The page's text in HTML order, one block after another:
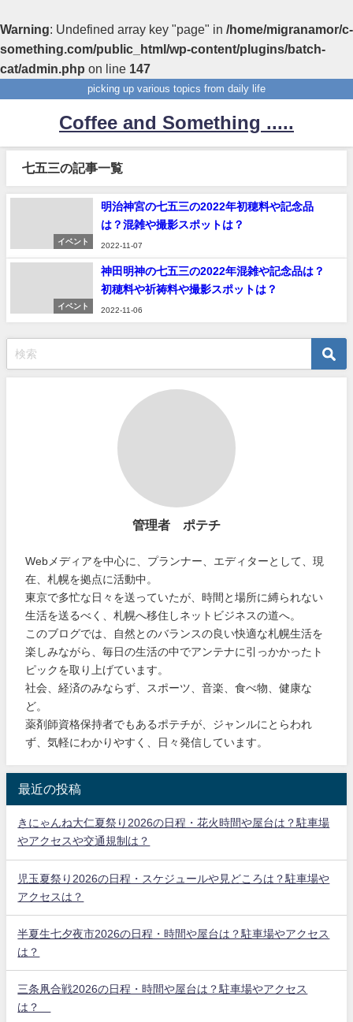
Warning: Undefined array key "page" in /home/migranamor/c-
something.com/public_html/wp-content/plugins/batch-
cat/admin.php on line 147
picking up various topics from daily life
Coffee and Something .....
七五三の記事一覧
イベント
明治神宮の七五三の2022年初穂料や記念品
は？混雑や撮影スポットは？
2022-11-07
イベント
神田明神の七五三の2022年混雑や記念品は？
初穂料や祈祷料や撮影スポットは？
2022-11-06
管理者 ポテチ
Webメディアを中心に、プランナー、エディターとして、現
在、札幌を拠点に活動中。
東京で多忙な日々を送っていたが、時間と場所に縛られない
生活を送るべく、札幌へ移住しネットビジネスの道へ。
このブログでは、自然とのバランスの良い快適な札幌生活を
楽しみながら、毎日の生活の中でアンテナに引っかかったト
ピックを取り上げています。
社会、経済のみならず、スポーツ、音楽、食べ物、健康な
ど。
薬剤師資格保持者でもあるポテチが、ジャンルにとらわれ
ず、気軽にわかりやすく、日々発信しています。
最近の投稿
きにゃんね大仁夏祭り2026の日程・花火時間や屋台は？駐車場
やアクセスや交通規制は？
児玉夏祭り2026の日程・スケジュールや見どころは？駐車場や
アクセスは？
半夏生七夕夜市2026の日程・時間や屋台は？駐車場やアクセス
は？
三条凧合戦2026の日程・時間や屋台は？駐車場やアクセス
は？